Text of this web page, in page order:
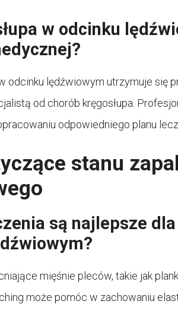
w odcinku
odcinku lędźwiowym utrzymuje się
od chorób kręgosłupa.
odpowiedniego planu
stanu
są najlepsze
mięśnie pleców, takie jak
może pomóc w zachowaniu